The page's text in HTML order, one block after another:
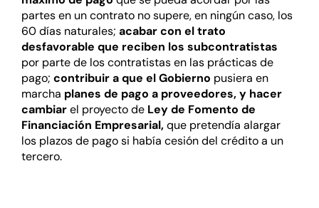
partes en un contrato no supere, en ningún caso, los
60 días naturales; acabar con el trato
desfavorable que reciben los subcontratistas
por parte de los contratistas en las prácticas de
pago; contribuir a que el Gobierno pusiera en
marcha planes de pago a proveedores, y hacer
cambiarel proyecto de Ley de Fomento de
Financiación Empresarial,que pretendía alargar
los plazos de pago si había cesión del crédito a un
tercero.